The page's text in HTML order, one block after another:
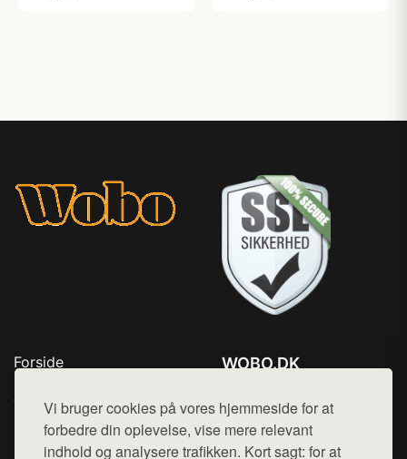
Vi bruger cookies på vores hjemmeside for at
forbedre din oplevelse, vise mere relevant
indhold og analysere trafikken. Kort sagt: for at
Forside
Top Rabatter
Kontakt
WOBO.DK
Mail: hej@want.dk